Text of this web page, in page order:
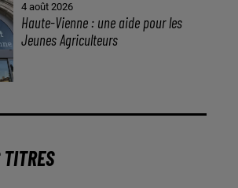
4 août 2026
Haute-Vienne : une aide pour les
Jeunes Agriculteurs
TITRES